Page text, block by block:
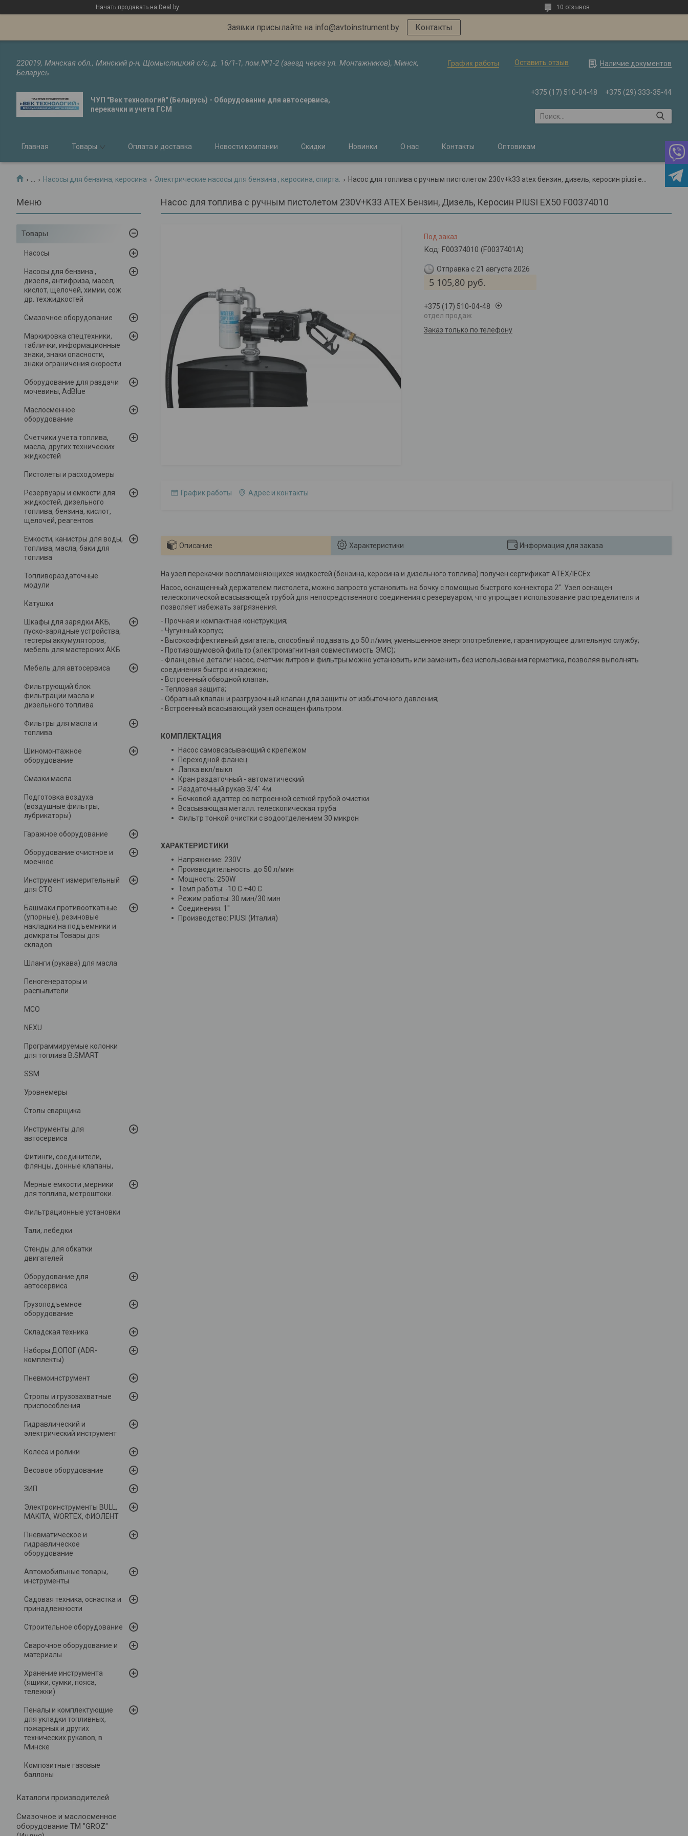
Начать продавать на Deal.by 10 отзывов
Заявки присылайте на info@avtoinstrument.by Контакты
220019, Минская обл., Минский р-н, Щомыслицкий с/с, д. 16/1-1, пом.№1-2 (заезд через ул. Монтажников), Минск,
Беларусь
График работы Оставить отзыв Наличие документов
ЧУП "Век технологий" (Беларусь) - Оборудование для автосервиса,
перекачки и учета ГСМ
+375 (17) 510-04-48 +375 (29) 333-35-44
Главная Товары Оплата и доставка Новости компании Скидки Новинки О нас Контакты Оптовикам
Насосы для бензина, керосина Электрические насосы для бензина , керосина, спирта.
Товары
Насосы
Насосы для бензина ,
дизеля, антифриза, масел,
кислот, щелочей, химии, сож
др. техжидкостей
Смазочное оборудование
Маркировка спецтехники,
таблички, информационные
знаки, знаки опасности,
знаки ограничения скорости
Оборудование для раздачи
мочевины, AdBlue
Маслосменное
оборудование
Счетчики учета топлива,
масла, других технических
жидкостей
Пистолеты и расходомеры
Резервуары и емкости для
жидкостей, дизельного
топлива, бензина, кислот,
щелочей, реагентов.
Емкости, канистры для воды,
топлива, масла, баки для
топлива
Топливораздаточные
модули
Катушки
Шкафы для зарядки АКБ,
пуско-зарядные устройства,
тестеры аккумуляторов,
мебель для мастерских АКБ
Мебель для автосервиса
Фильтрующий блок
фильтрации масла и
дизельного топлива
Фильтры для масла и
топлива
Шиномонтажное
оборудование
Смазки масла
Подготовка воздуха
(воздушные фильтры,
лубрикаторы)
Гаражное оборудование
Оборудование очистное и
моечное
Инструмент измерительный
для СТО
Башмаки противооткатные
(упорные), резиновые
накладки на подъемники и
домкраты Товары для
складов
Шланги (рукава) для масла
Пеногенераторы и
распылители
MCO
NEXU
Программируемые колонки
для топлива B.SMART
SSM
Уровнемеры
Столы сварщика
Инструменты для
автосервиса
Фитинги, соединители,
флянцы, донные клапаны,
Мерные емкости ,мерники
для топлива, метроштоки.
Фильтрационные установки
Тали, лебедки
Стенды для обкатки
двигателей
Оборудование для
автосервиса
Грузоподъемное
оборудование
Складская техника
Наборы ДОПОГ (ADR-
комплекты)
Пневмоинструмент
Стропы и грузозахватные
приспособления
Гидравлический и
электрический инструмент
Колеса и ролики
Весовое оборудование
ЗИП
Электроинструменты BULL,
MAKITA, WORTEX, ФИОЛЕНТ
Пневматическое и
гидравлическое
оборудование
Автомобильные товары,
инструменты
Садовая техника, оснастка и
принадлежности
Строительное оборудование
Сварочное оборудование и
материалы
Хранение инструмента
(ящики, сумки, пояса,
тележки)
Пеналы и комплектующие
для укладки топливных,
пожарных и других
технических рукавов, в
Минске
Композитные газовые
баллоны
Каталоги производителей
Cмазочное и маслосменное
оборудование ТМ "GROZ"
Насос для топлива c ручным пистолетом 230V+K33 ATEX Бензин, Дизель, Керосин PIUSI EX50 F00374010
Под заказ
Код: F00374010 (F0037401A)
Отправка с 21 августа 2026
5 105,80 руб.
+375 (17) 510-04-48
отдел продаж
Заказ только по телефону
График работы Адрес и контакты
Описание Характеристики Информация для заказа
На узел перекачки воспламеняющихся жидкостей (бензина, керосина и дизельного топлива) получен сертификат ATEX/IECEx.
Насос, оснащенный держателем пистолета, можно запросто установить на бочку с помощью быстрого коннектора 2”. Узел оснащен
телескопической всасывающей трубой для непосредственного соединения с резервуаром, что упрощает использование распределителя и
позволяет избежать загрязнения.
- Прочная и компактная конструкция;
- Чугунный корпус;
- Высокоэффективный двигатель, способный подавать до 50 л/мин, уменьшенное энергопотребление, гарантирующее длительную службу;
- Противошумовой фильтр (электромагнитная совместимость ЭМС);
- Фланцевые детали: насос, счетчик литров и фильтры можно установить или заменить без использования герметика, позволяя выполнять
соединения быстро и надежно;
- Встроенный обводной клапан;
- Тепловая защита;
- Обратный клапан и разгрузочный клапан для защиты от избыточного давления;
- Встроенный всасывающий узел оснащен фильтром.
КОМПЛЕКТАЦИЯ
Насос самовсасывающий с крепежом
Переходной фланец
Лапка вкл/выкл
Кран раздаточный - автоматический
Раздаточный рукав 3/4" 4м
Бочковой адаптер со встроенной сеткой грубой очистки
Всасывающая металл. телескопическая труба
Фильтр тонкой очистки с водоотделением 30 микрон
ХАРАКТЕРИСТИКИ
Напряжение: 230V
Производительность: до 50 л/мин
Мощность: 250W
Темп.работы: -10 С +40 С
Режим работы: 30 мин/30 мин
Соединения: 1''
Производство: PIUSI (Италия)